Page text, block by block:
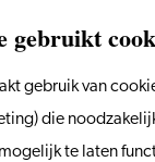
gebruikt
gebruik van
die
te laten
Menu